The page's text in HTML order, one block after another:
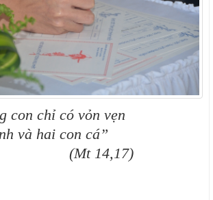
con chỉ có vỏn vẹn
và hai con cá”